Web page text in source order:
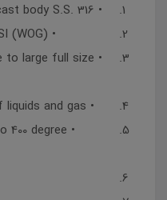
• Two-Piece Investment cast body S.S. 316
• Working Pressure 1,000 PSI (WOG)
to large full size
• Suitable for full range of liquids and gas
400 degree